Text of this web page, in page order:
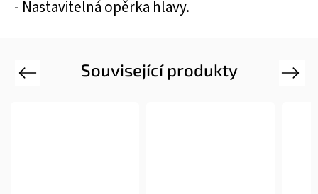
- Nastavitelná opěrka hlavy.
Související produkty
Previous Next